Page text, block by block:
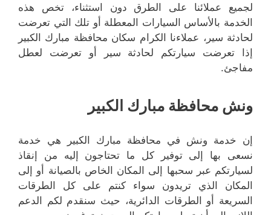
لجميع عملائنا على الطرق دون استثناء، تخص هذه
الخدمة بالأساس السيارات المعطلة أو تلك التي تعرضت
لحادثة سير، عملاءنا الكرام سكان محافظة مبارك الكبير
إذا تعرضت سيارتكم لحادثة سير أو تعرضت لعطل
مفاجئ.
ونش محافظة مبارك الكبير
إن خدمة ونش في محافظة مبارك الكبير هي خدمة
نسعى بها إلى توفير كل ما تحتاجون إليه من إنقاذ
لسيارتكم عبر سحبها إلى المكان الخاص بالصيانة أو إلى
المكان الذي تريدون سواء كنتم على كل الطرقات
السريعة أو الطرقات الدائرية، حيث سنقدم لكم الدعم